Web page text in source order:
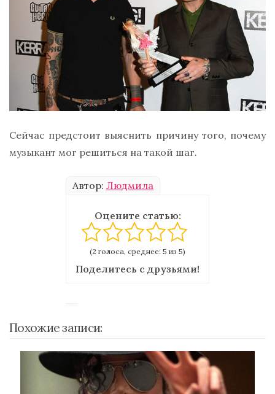
Сейчас предстоит выяснить причину того, почему
музыкант мог решиться на такой шаг.
Автор: Людмила
Оцените статью:
(2 голоса, среднее: 5 из 5)
Поделитесь с друзьями!
Похожие записи: